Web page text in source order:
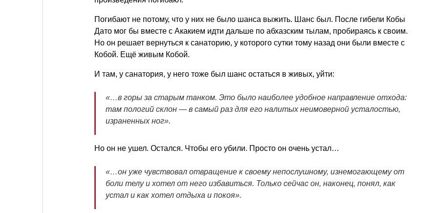
Погибают не потому, что у них не было шанса выжить. Шанс был. После гибели Кобы
Дато мог бы вместе с Акакием идти дальше по абхазским тылам, пробираясь к своим.
Но он решает вернуться к санаторию, у которого сутки тому назад они были вместе с
Кобой. Ещё живым Кобой.
И там, у санатория, у него тоже был шанс остаться в живых, уйти:
«…в горы за старым танком. Это было наиболее удобное направление отхода:
там пологий склон — в самый раз для его налитых неимоверной усталостью,
израненных ног».
Но он не ушел. Остался. Чтобы его убили. Просто он очень устал…
«…он уже чувствовал отвращение к своему непослушному, изнемогающему от
боли телу и хотел от него избавиться. Только сейчас он, наконец, понял, как
устал и как хотел отдыха и покоя».